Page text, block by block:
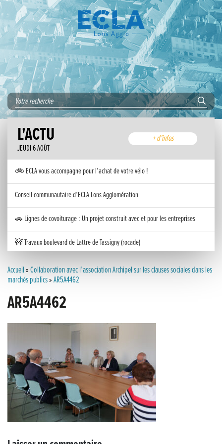
L'ACTU
JEUDI 6 AOÛT
+ d'infos
🚲 ECLA vous accompagne pour l’achat de votre vélo !
Conseil communautaire d’ECLA Lons Agglomération
🚗 Lignes de covoiturage : Un projet construit avec et pour les entreprises
🚧 Travaux boulevard de Lattre de Tassigny (rocade)
Inauguration nouvelle station d’épuration (STEP) de Trenal
« France, une histoire d’amour », l’avant-première au Cinéma 4C !
Les Saisons Baroques du Jura 2025
Journée nationale de la Résistance
Dernier coup de pédale pour la Cyclosportive
Accueil»Collaboration avec l’association Archipel sur les clauses sociales dans les
marchés publics»AR5A4462
AR5A4462